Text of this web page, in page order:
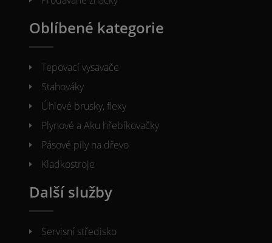
Oblíbené kategorie
Tepovací vysavače
Stahováky
Úhlové brusky, flexy
Plynové a Aku hřebíkovačky
Pásové pily na dřevo
Kladkostroje
Další služby
Servisní středisko